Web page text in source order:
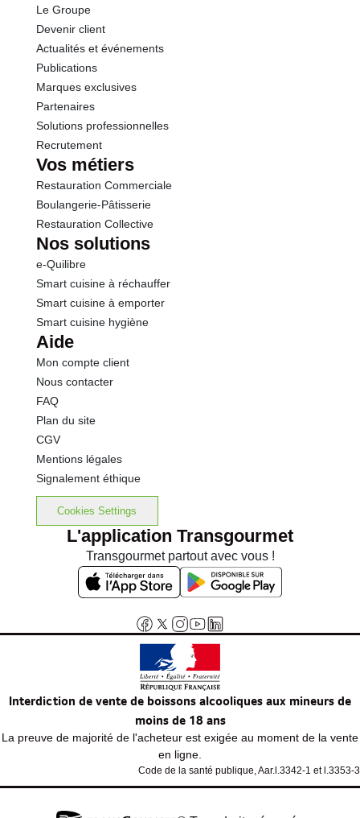
Le Groupe
Devenir client
Actualités et événements
Publications
Marques exclusives
Partenaires
Solutions professionnelles
Recrutement
Vos métiers
Restauration Commerciale
Boulangerie-Pâtisserie
Restauration Collective
Nos solutions
e-Quilibre
Smart cuisine à réchauffer
Smart cuisine à emporter
Smart cuisine hygiène
Aide
Mon compte client
Nous contacter
FAQ
Plan du site
CGV
Mentions légales
Signalement éthique
Cookies Settings
L'application Transgourmet
Transgourmet partout avec vous !
Interdiction de vente de boissons alcooliques aux mineurs de
moins de 18 ans
La preuve de majorité de l'acheteur est exigée au moment de la vente
en ligne.
Code de la santé publique, Aar.l.3342-1 et l.3353-3